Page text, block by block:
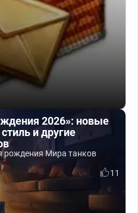
2026»: новые
и другие
рождения Мира танков
11